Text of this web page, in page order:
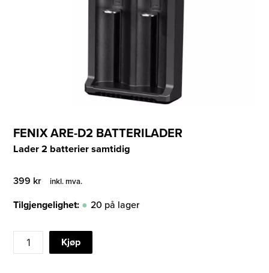
FENIX ARE-D2 BATTERILADER
Lader 2 batterier samtidig
399 kr inkl. mva.
Tilgjengelighet: 20 på lager
FENIX
ARE-
Kjøp